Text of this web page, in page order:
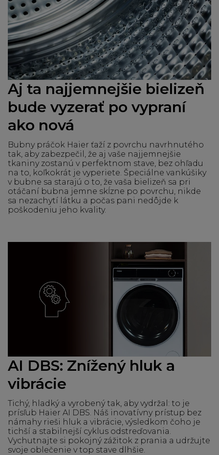
Aj ta najjemnejšie bielizeň
bude vyzerať po vypraní
ako nová
Bubny práčok Haier ťaží z povrchu navrhnutého
tak, aby zabezpečil, že aj vaše najjemnejšie
tkaniny zostanú v perfektnom stave, bez ohľadu
na to, koľkokrát je vyperiete. Špeciálne vankúšiky
v bubne sa starajú o to, že vaša bielizeň sa pri
otáčaní bubna jemne skĺzne po povrchu, nikde
sa nezachytí látku a počas pani nedôjde k
poškodeniu jeho kvality.
AI DBS: Znížený hluk a
vibrácie
Tichý, hladký a vyrobený tak, aby vydržal: to je
prísľub Haier AI DBS. Náš inovatívny prístup bez
námahy rieši hluk a vibrácie, výsledkom čoho je
tichší a stabilnejší cyklus odstreďovania.
Vychutnajte si pokojný zážitok z prania a udržujte
svoje oblečenie v top stave dlhšie.